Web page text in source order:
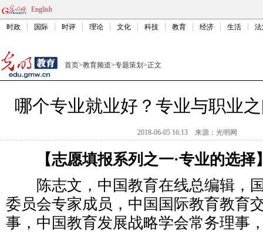
English
时政 国际 时评 理论 文化 科技 教育 经济 生活
首页>教育频道>专题策划 >正文
哪个专业就业好？专业与职业
2018-06-05 16:13 来源： 光明网
【志愿填报系列之一·专业的选择
陈志文，中国教育在线总编辑，
委员会专家成员，中国国际教育教育
事，中国教育发展战略学会常务理事